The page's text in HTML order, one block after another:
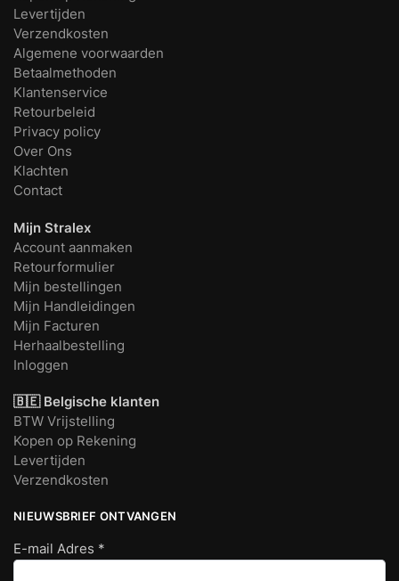
Levertijden
Verzendkosten
Algemene voorwaarden
Betaalmethoden
Klantenservice
Retourbeleid
Privacy policy
Over Ons
Klachten
Contact
Mijn Stralex
Account aanmaken
Retourformulier
Mijn bestellingen
Mijn Handleidingen
Mijn Facturen
Herhaalbestelling
Inloggen
🇧🇪 Belgische klanten
BTW Vrijstelling
Kopen op Rekening
Levertijden
Verzendkosten
NIEUWSBRIEF ONTVANGEN
E-mail Adres *